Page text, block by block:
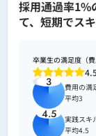
採用通過率1%
て、短期でス
卒業生の満足度（
3
費用の満
平均3
4.5
実践スキ
平均4.5